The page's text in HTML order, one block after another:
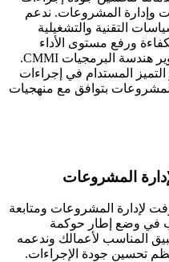
وإدارة المشروعات. ندعم
التقنية والتشغيلية
ورفع مستوى الأداء
وإدارة المخاطر بإستخدام نموذج تطوير هندسة البرمجيات CMMI.
المستدام في إجراءات
بتوافق مع منهجيات
المشروعات
لإدارة المشروعات ومتابعة
في وضع إطار حوكمة
المناسب لأعمالك وندعمه
تحسين جودة الإجراءات.